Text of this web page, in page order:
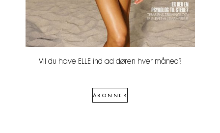
Vil du have ELLE ind ad døren hver måned?
ABONNER